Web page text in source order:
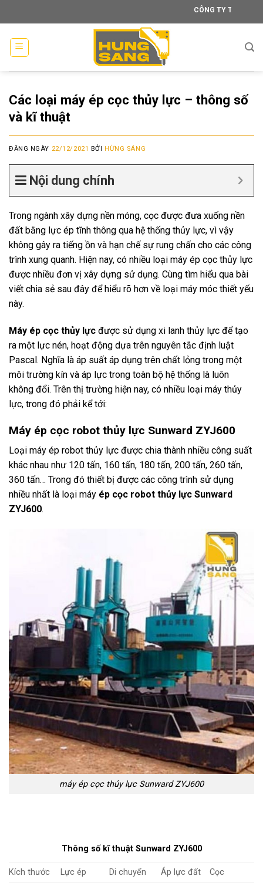
to
content
CÔNG TY TNHH XÂY DỰNG
Các loại máy ép cọc thủy lực – thông số
và kĩ thuật
ĐĂNG NGÀY 22/12/2021 BỞIHỪNG SÁNG
Nội dung chính
Trong ngành xây dựng nền móng, cọc được đưa xuống nền
đất bằng lực ép tĩnh thông qua hệ thống thủy lực, vì vậy
không gây ra tiếng ồn và hạn chế sự rung chấn cho các công
trình xung quanh. Hiện nay, có nhiều loại máy ép cọc thủy lực
được nhiều đơn vị xây dựng sử dụng. Cùng tìm hiểu qua bài
viết chia sẻ sau đây để hiểu rõ hơn về loại máy móc thiết yếu
này.
Máy ép cọc thủy lực được sử dụng xi lanh thủy lực để tạo
ra một lực nén, hoạt động dựa trên nguyên tắc định luật
Pascal. Nghĩa là áp suất áp dụng trên chất lỏng trong một
môi trường kín và áp lực trong toàn bộ hệ thống là luôn
không đổi. Trên thị trường hiện nay, có nhiều loại máy thủy
lực, trong đó phải kể tới:
Máy ép cọc robot thủy lực Sunward ZYJ600
Loại máy ép robot thủy lực được chia thành nhiều công suất
khác nhau như 120 tấn, 160 tấn, 180 tấn, 200 tấn, 260 tấn,
360 tấn… Trong đó thiết bị được các công trình sử dụng
nhiều nhất là loại máy ép cọc robot thủy lực Sunward
ZYJ600.
máy ép cọc thủy lực Sunward ZYJ600
Thông số kĩ thuật Sunward ZYJ600
Kích thước Lực ép Di chuyển Áp lực đất Cọc